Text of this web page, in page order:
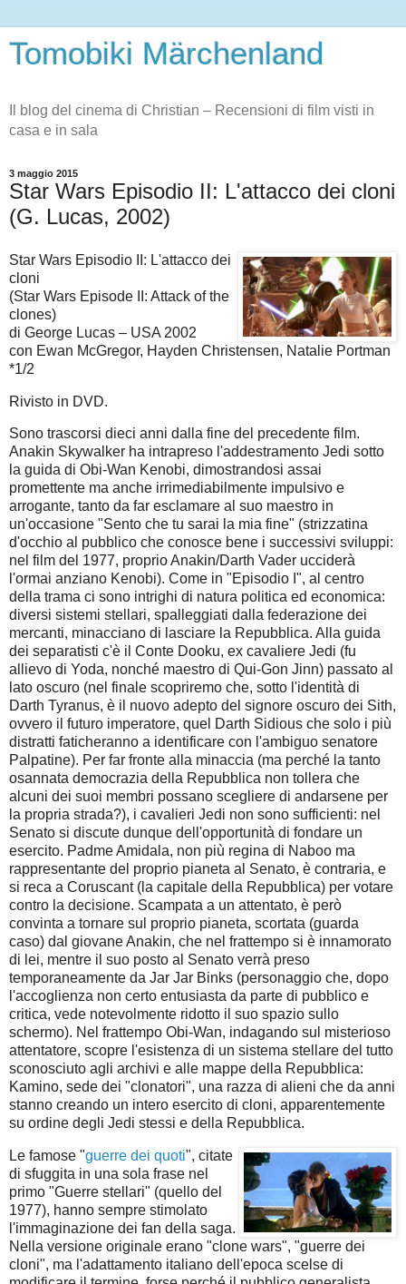
Tomobiki Märchenland
Il blog del cinema di Christian – Recensioni di film visti in
casa e in sala
3 maggio 2015
Star Wars Episodio II: L'attacco dei cloni
(G. Lucas, 2002)
Star Wars Episodio II: L'attacco dei
cloni
(Star Wars Episode II: Attack of the
clones)
di George Lucas – USA 2002
con Ewan McGregor, Hayden Christensen, Natalie Portman
*1/2
Rivisto in DVD.
Sono trascorsi dieci anni dalla fine del precedente film.
Anakin Skywalker ha intrapreso l'addestramento Jedi sotto
la guida di Obi-Wan Kenobi, dimostrandosi assai
promettente ma anche irrimediabilmente impulsivo e
arrogante, tanto da far esclamare al suo maestro in
un'occasione "Sento che tu sarai la mia fine" (strizzatina
d'occhio al pubblico che conosce bene i successivi sviluppi:
nel film del 1977, proprio Anakin/Darth Vader ucciderà
l'ormai anziano Kenobi). Come in "Episodio I", al centro
della trama ci sono intrighi di natura politica ed economica:
diversi sistemi stellari, spalleggiati dalla federazione dei
mercanti, minacciano di lasciare la Repubblica. Alla guida
dei separatisti c'è il Conte Dooku, ex cavaliere Jedi (fu
allievo di Yoda, nonché maestro di Qui-Gon Jinn) passato al
lato oscuro (nel finale scopriremo che, sotto l'identità di
Darth Tyranus, è il nuovo adepto del signore oscuro dei Sith,
ovvero il futuro imperatore, quel Darth Sidious che solo i più
distratti faticheranno a identificare con l'ambiguo senatore
Palpatine). Per far fronte alla minaccia (ma perché la tanto
osannata democrazia della Repubblica non tollera che
alcuni dei suoi membri possano scegliere di andarsene per
la propria strada?), i cavalieri Jedi non sono sufficienti: nel
Senato si discute dunque dell'opportunità di fondare un
esercito. Padme Amidala, non più regina di Naboo ma
rappresentante del proprio pianeta al Senato, è contraria, e
si reca a Coruscant (la capitale della Repubblica) per votare
contro la decisione. Scampata a un attentato, è però
convinta a tornare sul proprio pianeta, scortata (guarda
caso) dal giovane Anakin, che nel frattempo si è innamorato
di lei, mentre il suo posto al Senato verrà preso
temporaneamente da Jar Jar Binks (personaggio che, dopo
l'accoglienza non certo entusiasta da parte di pubblico e
critica, vede notevolmente ridotto il suo spazio sullo
schermo). Nel frattempo Obi-Wan, indagando sul misterioso
attentatore, scopre l'esistenza di un sistema stellare del tutto
sconosciuto agli archivi e alle mappe della Repubblica:
Kamino, sede dei "clonatori", una razza di alieni che da anni
stanno creando un intero esercito di cloni, apparentemente
su ordine degli Jedi stessi e della Repubblica.
Le famose "guerre dei quoti", citate
di sfuggita in una sola frase nel
primo "Guerre stellari" (quello del
1977), hanno sempre stimolato
l'immaginazione dei fan della saga.
Nella versione originale erano "clone wars", "guerre dei
cloni", ma l'adattamento italiano dell'epoca scelse di